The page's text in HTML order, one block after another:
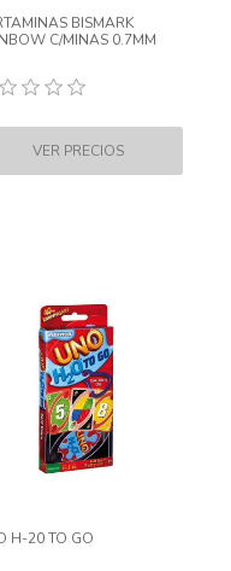
BISMARK
C/MINAS 0.7MM
H-20 TO GO